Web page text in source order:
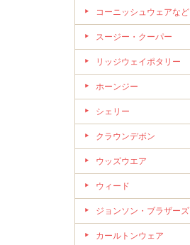
コーニッシュウェアなど
スージー・クーパー
リッジウェイポタリー
ホーンジー
シェリー
クラウンデボン
ウッズウエア
ウィード
ジョンソン・ブラザーズ
カールトンウェア